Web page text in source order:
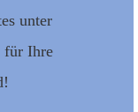
unter
für Ihre